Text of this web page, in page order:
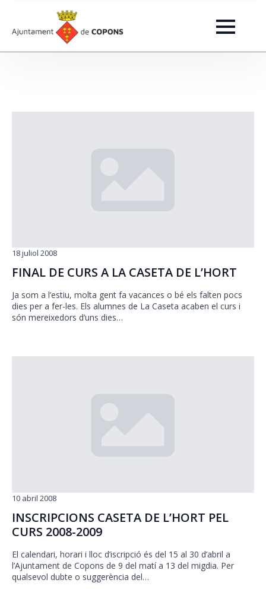
FINAL DE CURS A LA CASETA DE L’HORT
18 juliol 2008
Ja som a l’estiu, molta gent fa vacances o bé els falten pocs
dies per a fer-les. Els alumnes de La Caseta acaben el curs i
són mereixedors d’uns dies…
INSCRIPCIONS CASETA DE L’HORT PEL
CURS 2008-2009
10 abril 2008
El calendari, horari i lloc d’iscripció és del 15 al 30 d’abril a
l’Ajuntament de Copons de 9 del matí a 13 del migdia. Per
qualsevol dubte o suggerència del…